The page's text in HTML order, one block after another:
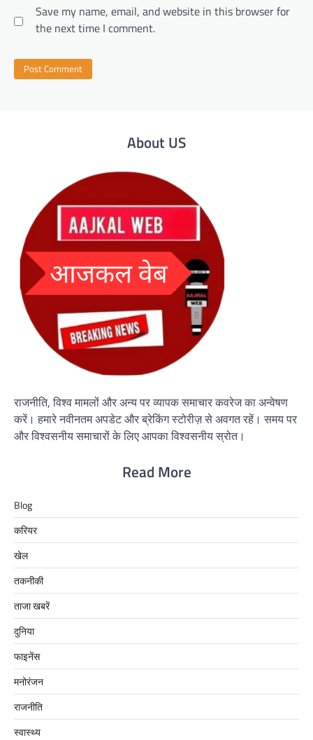
Save my name, email, and website in this browser for
the next time I comment.
About US
राजनीति, विश्व मामलों और अन्य पर व्यापक समाचार कवरेज का अन्वेषण
करें। हमारे नवीनतम अपडेट और ब्रेकिंग स्टोरीज़ से अवगत रहें। समय पर
और विश्वसनीय समाचारों के लिए आपका विश्वसनीय स्रोत।
Read More
Blog
करियर
खेल
तकनीकी
ताजा खबरें
दुनिया
फाइनेंस
मनोरंजन
राजनीति
स्वास्थ्य